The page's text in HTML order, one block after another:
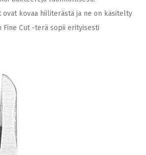
kovaa hiiliterästä ja ne on käsitelty
Fine Cut -terä sopii erityisesti